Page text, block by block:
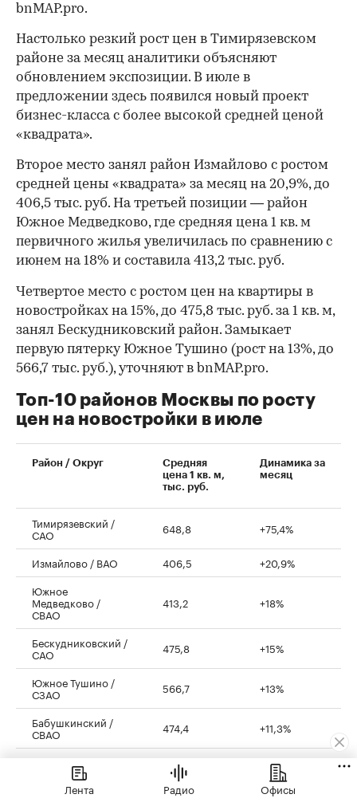
bnMAP.pro.
Настолько резкий рост цен в Тимирязевском
районе за месяц аналитики объясняют
обновлением экспозиции. В июле в
предложении здесь появился новый проект
бизнес-класса с более высокой средней ценой
«квадрата».
Второе место занял район Измайлово с ростом
средней цены «квадрата» за месяц на 20,9%, до
406,5 тыс. руб. На третьей позиции — район
Южное Медведково, где средняя цена 1 кв. м
первичного жилья увеличилась по сравнению с
июнем на 18% и составила 413,2 тыс. руб.
00:00 / 00:00
Четвертое место с ростом цен на квартиры в
новостройках на 15%, до 475,8 тыс. руб. за 1 кв. м,
занял Бескудниковский район. Замыкает
первую пятерку Южное Тушино (рост на 13%, до
566,7 тыс. руб.), уточняют в bnMAP.pro.
Топ-10 районов Москвы по росту
цен на новостройки в июле
Район / Округ
Средняя
цена 1 кв. м,
тыс. руб.
Динамика за
месяц
Тимирязевский /
САО 648,8 +75,4%
Измайлово / ВАО 406,5
+20,9%
Южное
Медведково /
СВАО
413,2 +18%
Бескудниковский /
САО 475,8 +15%
Южное Тушино /
СЗАО 566,7 +13%
Бабушкинский /
СВАО 474,4 +11,3%
1 660,1
+7,5%
Строгино / СЗАО
530,4 +7,4%
Лента Радио Офисы